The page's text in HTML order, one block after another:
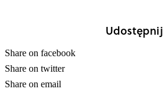
Udostępnij
Share on facebook
Share on twitter
Share on email